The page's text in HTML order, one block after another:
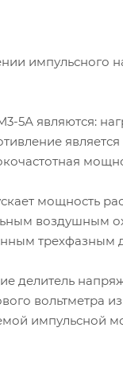
являются:
мощность
воздушным
трехфазным
делитель
вольтметра
импульсной